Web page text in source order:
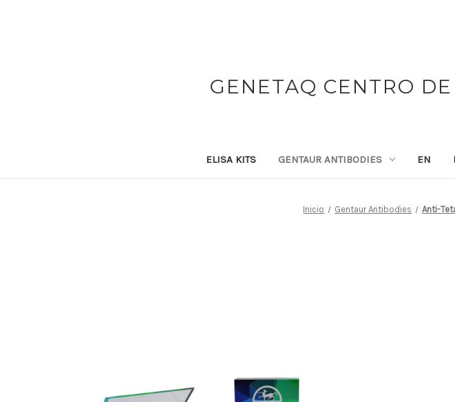
GENETAQ CENTRO
ELISA KITS GENTAUR ANTIBODIES EN
Inicio Gentaur Antibodies Anti-